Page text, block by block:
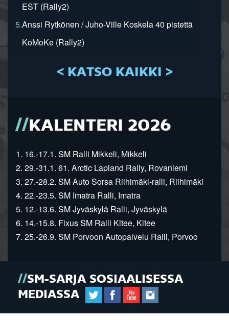
EST (Rally2)
5.Anssi Rytkönen / Juho-Ville Koskela 40 pistettä
KoMoKe (Rally2)
< KATSO KAIKKI >
KALENTERI 2026
1. 16.-17.1. SM Ralli Mikkeli, Mikkeli
2. 29.-31.1. 61. Arctic Lapland Rally, Rovaniemi
3. 27.-28.2. SM Auto Sorsa Riihimäki-ralli, Riihimäki
4. 22.-23.5. SM Imatra Ralli, Imatra
5. 12.-13.6. SM Jyväskylä Ralli, Jyväskylä
6. 14.-15.8. Fixus SM Ralli Kitee, Kitee
7. 25.-26.9. SM Porvoon Autopalvelu Ralli, Porvoo
SM-SARJA SOSIAALISESSA
MEDIASSA